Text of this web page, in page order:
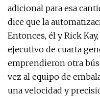
adicional para esa
dice que la
Entonces, él y Rick
ejecutivo de cuarta
emprendieron otra
vez al equipo de
una velocidad y